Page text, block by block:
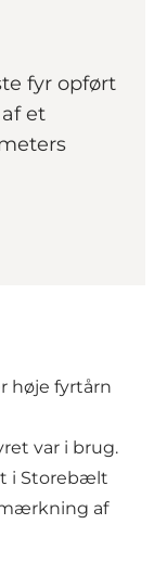
fyr opført
et
høje fyrtårn
var i brug.
i Storebælt
af